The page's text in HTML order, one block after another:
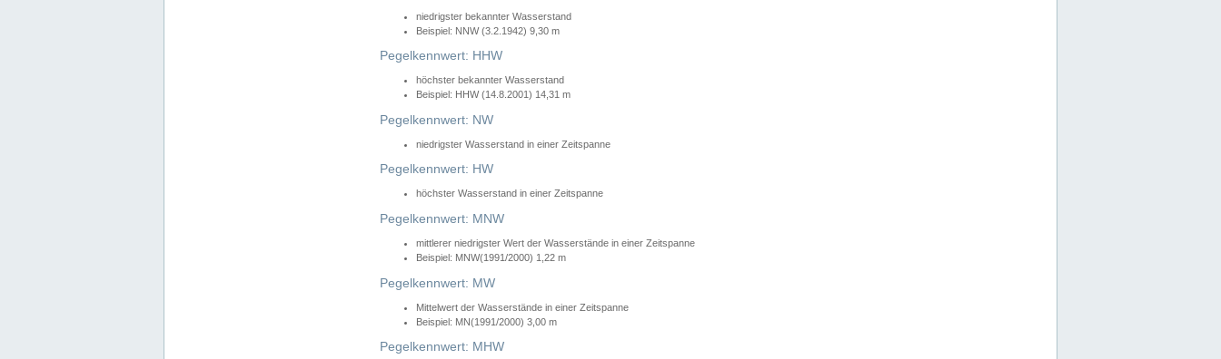
niedrigster bekannter Wasserstand
Beispiel: NNW (3.2.1942) 9,30 m
Pegelkennwert: HHW
höchster bekannter Wasserstand
Beispiel: HHW (14.8.2001) 14,31 m
Pegelkennwert: NW
niedrigster Wasserstand in einer Zeitspanne
Pegelkennwert: HW
höchster Wasserstand in einer Zeitspanne
Pegelkennwert: MNW
mittlerer niedrigster Wert der Wasserstände in einer Zeitspanne
Beispiel: MNW(1991/2000) 1,22 m
Pegelkennwert: MW
Mittelwert der Wasserstände in einer Zeitspanne
Beispiel: MN(1991/2000) 3,00 m
Pegelkennwert: MHW